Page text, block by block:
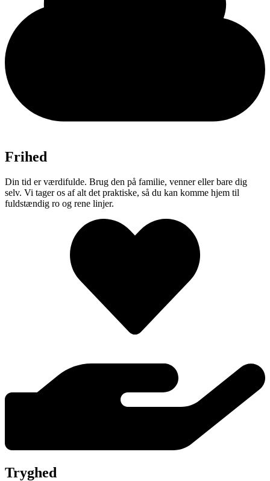
Frihed
Din tid er værdifulde. Brug den på familie, venner eller bare dig
selv. Vi tager os af alt det praktiske, så du kan komme hjem til
fuldstændig ro og rene linjer.
Tryghed